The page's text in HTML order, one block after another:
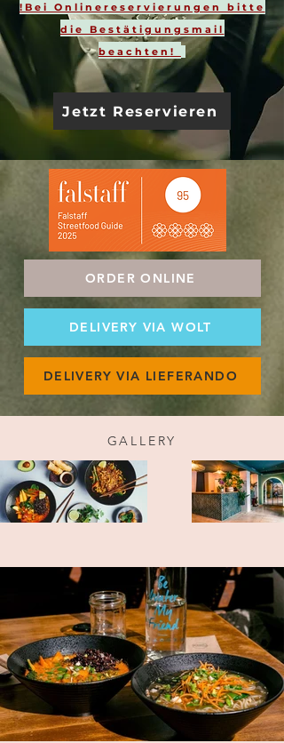
!Bei Onlinereservierungen bitte
die Bestätigungsmail
beachten !
Jetzt Reservieren
ORDER ONLINE
DELIVERY VIA WOLT
DELIVERY VIA LIEFERANDO
GALLERY